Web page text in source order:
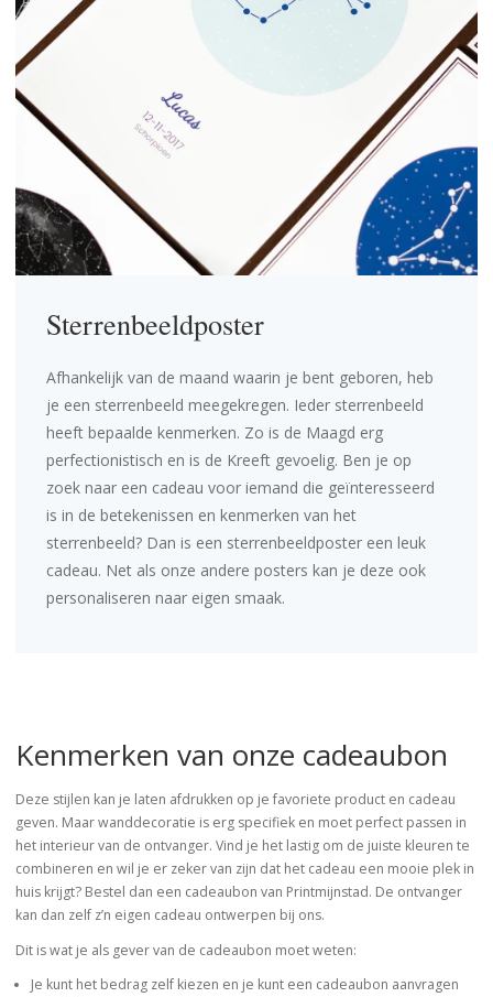
Sterrenbeeldposter
Afhankelijk van de maand waarin je bent geboren, heb
je een sterrenbeeld meegekregen. Ieder sterrenbeeld
heeft bepaalde kenmerken. Zo is de Maagd erg
perfectionistisch en is de Kreeft gevoelig. Ben je op
zoek naar een cadeau voor iemand die geïnteresseerd
is in de betekenissen en kenmerken van het
sterrenbeeld? Dan is een sterrenbeeldposter een leuk
cadeau. Net als onze andere posters kan je deze ook
personaliseren naar eigen smaak.
Kenmerken van onze cadeaubon
Deze stijlen kan je laten afdrukken op je favoriete product en cadeau
geven. Maar wanddecoratie is erg specifiek en moet perfect passen in
het interieur van de ontvanger. Vind je het lastig om de juiste kleuren te
combineren en wil je er zeker van zijn dat het cadeau een mooie plek in
huis krijgt? Bestel dan een cadeaubon van Printmijnstad. De ontvanger
kan dan zelf z’n eigen cadeau ontwerpen bij ons.
Dit is wat je als gever van de cadeaubon moet weten:
Je kunt het bedrag zelf kiezen en je kunt een cadeaubon aanvragen